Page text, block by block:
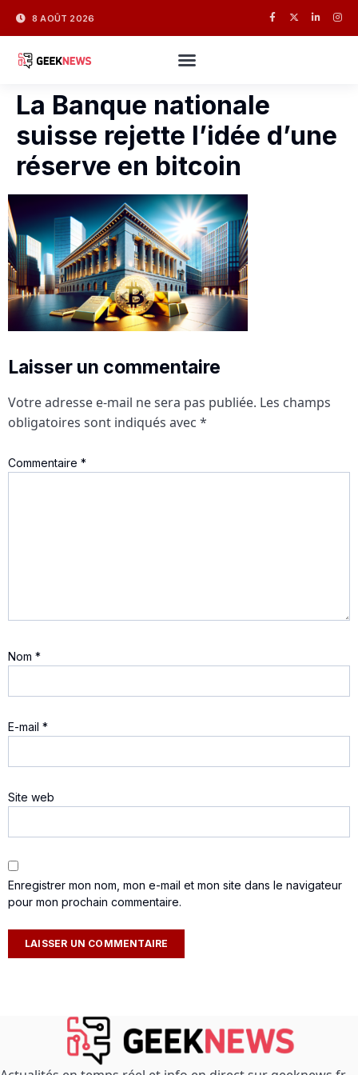
8 AOÛT 2026
La Banque nationale
suisse rejette l’idée d’une
réserve en bitcoin
Laisser un commentaire
Votre adresse e-mail ne sera pas publiée. Les champs
obligatoires sont indiqués avec *
Commentaire *
Nom *
E-mail *
Site web
Enregistrer mon nom, mon e-mail et mon site dans le navigateur
pour mon prochain commentaire.